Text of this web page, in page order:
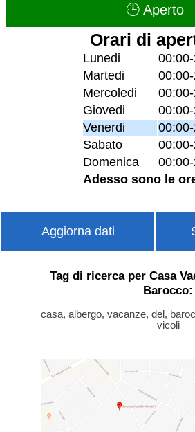
🕒 Aperto
Orari di
Lunedi
Martedi
Mercoledi
Giovedi
Venerdi
Sabato
Domenica
Adesso sono le
Aggiorna dati
Tag di ricerca per Casa
Barocco:
casa, albergo, vacanze, del,
vicoli